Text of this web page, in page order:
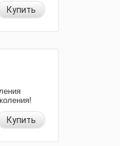
Купить
Купить